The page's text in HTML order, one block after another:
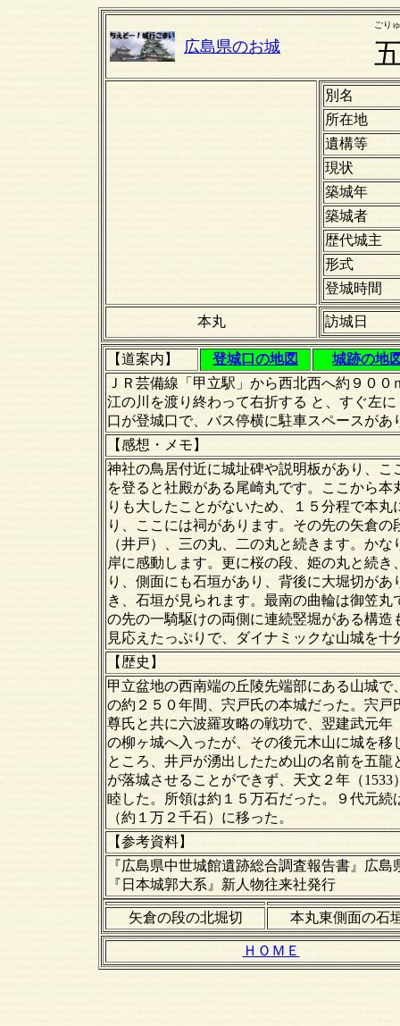
広島県のお城
ごり
別名
所在地
遺構等
現状
築城年
築城者
歴代城主
形式
登城時間
本丸 訪城日
【道案内】 登城口の地図
城跡の地
ＪＲ芸備線「甲立駅」から西北西へ約９０
江の川を渡り終わって右折する と、すぐ左
口が登城口で、バス停横に駐車スペースがあ
【感想・メモ】
神社の鳥居付近に城址碑や説明板があり、
を登ると社殿がある尾崎丸です。ここから
りも大したことがないため、１５分程で本
り、ここには祠があります。その先の矢倉
（井戸）、三の丸、二の丸と続きます。か
岸に感動します。更に桜の段、姫の丸と続
り、側面にも石垣があり、背後に大堀切が
き、石垣が見られます。最南の曲輪は御笠
の先の一騎駆けの両側に連続竪堀がある構
見応えたっぷりで、ダイナミックな山城を
【歴史】
甲立盆地の西南端の丘陵先端部にある山城
の約２５０年間、宍戸氏の本城だった。宍
尊氏と共に六波羅攻略の戦功で、翌建武元
の柳ヶ城へ入ったが、その後元木山に城を
ところ、井戸が湧出したため山の名前を五
が落城させることができず、天文２年（
睦した。所領は約１５万石だった。９代元
（約１万２千石）に移った。
【参考資料】
『広島県中世城館遺跡総合調査報告書』広島
『日本城郭大系』新人物往来社発行
矢倉の段の北堀切 本丸東側面の石
ＨＯＭＥ